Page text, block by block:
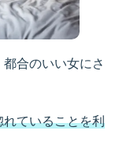
合のいい女にさ
ていることを利